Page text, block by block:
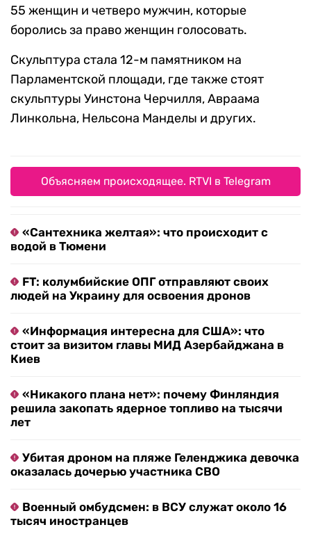
55 женщин и четверо мужчин, которые
боролись за право женщин голосовать.
Скульптура стала 12-м памятником на
Парламентской площади, где также стоят
скульптуры Уинстона Черчилля, Авраама
Линкольна, Нельсона Манделы и других.
Объясняем происходящее. RTVI в Telegram
«Сантехника желтая»: что происходит с
водой в Тюмени
FT: колумбийские ОПГ отправляют своих
людей на Украину для освоения дронов
«Информация интересна для США»: что
стоит за визитом главы МИД Азербайджана в
Киев
«Никакого плана нет»: почему Финляндия
решила закопать ядерное топливо на тысячи
лет
Убитая дроном на пляже Геленджика девочка
оказалась дочерью участника СВО
Военный омбудсмен: в ВСУ служат около 16
тысяч иностранцев